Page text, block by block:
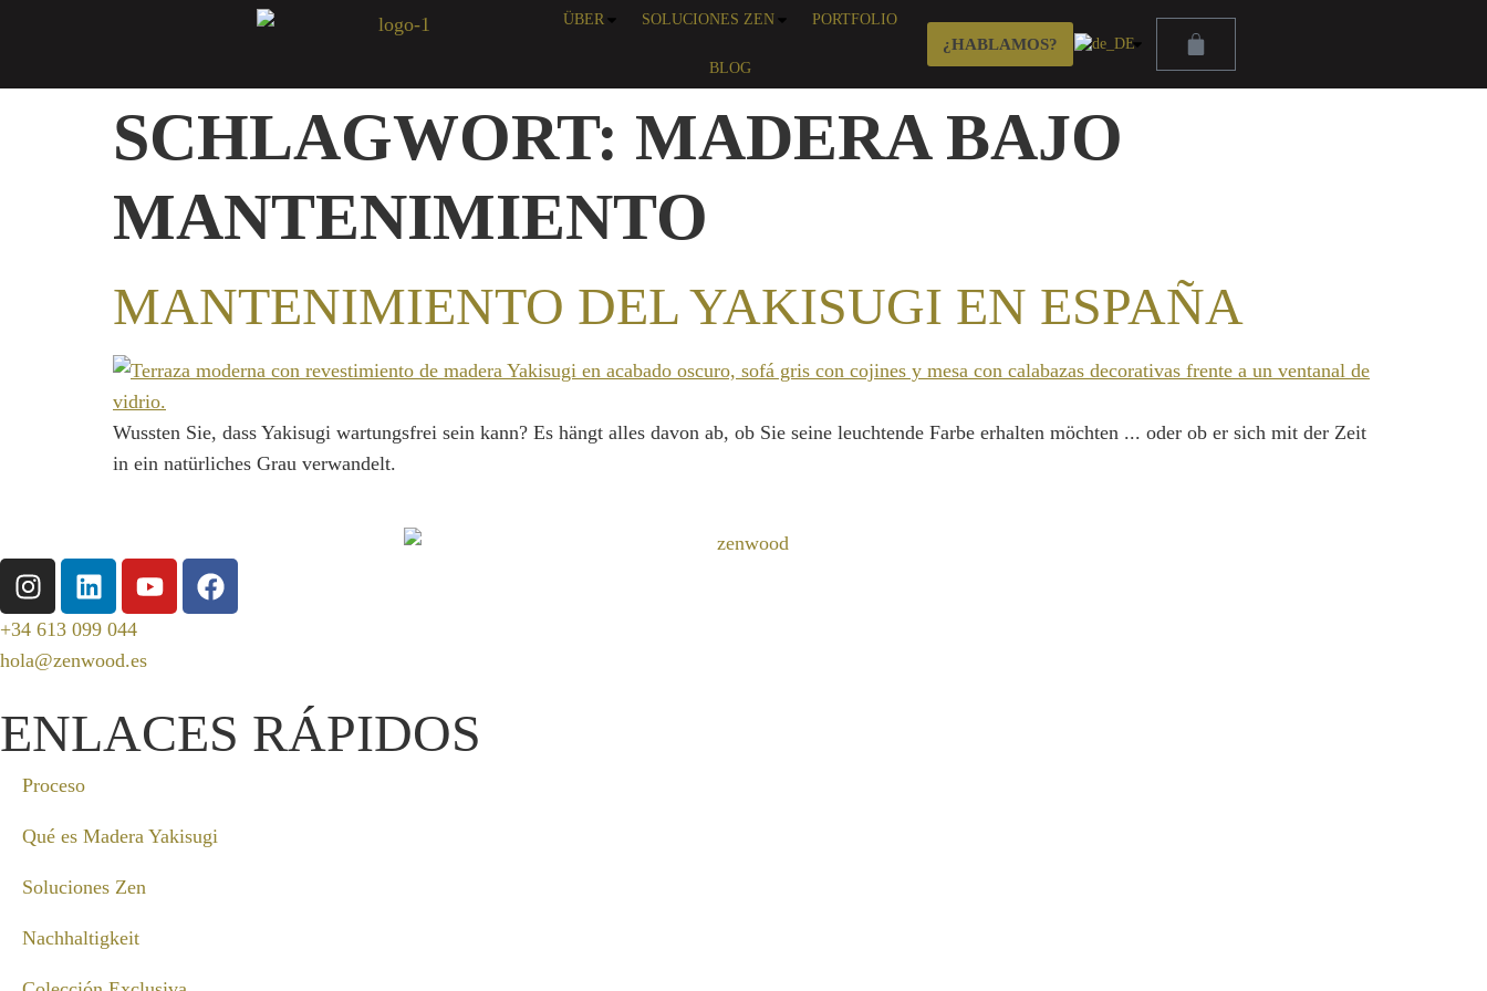
ÜBER SOLUCIONES ZEN PORTFOLIO
BLOG
¿HABLAMOS?
SCHLAGWORT: MADERA BAJO
MANTENIMIENTO
MANTENIMIENTO DEL YAKISUGI EN ESPAÑA
Wussten Sie, dass Yakisugi wartungsfrei sein kann? Es hängt alles davon ab, ob Sie seine leuchtende Farbe erhalten möchten ... oder ob er sich mit der Zeit
in ein natürliches Grau verwandelt.
+34 613 099 044
hola@zenwood.es
ENLACES RÁPIDOS
Proceso
Qué es Madera Yakisugi
Soluciones Zen
Nachhaltigkeit